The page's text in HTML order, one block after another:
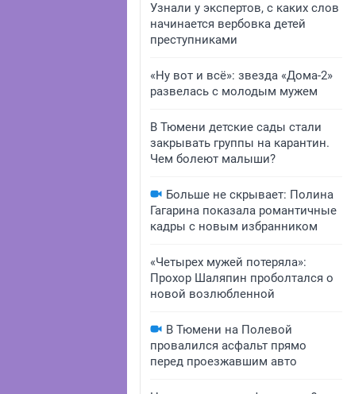
Узнали у экспертов, с каких слов
начинается вербовка детей
преступниками
«Ну вот и всё»: звезда «Дома-2»
развелась с молодым мужем
В Тюмени детские сады стали
закрывать группы на карантин.
Чем болеют малыши?
Больше не скрывает: Полина
Гагарина показала романтичные
кадры с новым избранником
«Четырех мужей потеряла»:
Прохор Шаляпин проболтался о
новой возлюбленной
В Тюмени на Полевой
провалился асфальт прямо
перед проезжавшим авто